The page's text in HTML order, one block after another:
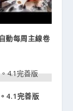
動每周主線卷
4.1完善版